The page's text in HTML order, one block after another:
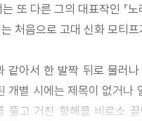
는 또 다른 그의 대표작인
는 처음으로 고대 신화 모티
같아서 한 발짝 뒤로 물러
별 시에는 제목이 없거나
뚫고 거친 항해를 비로소